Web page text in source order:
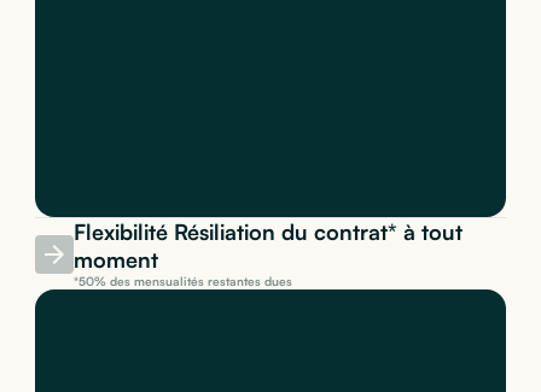
Flexibilité Résiliation du contrat* à tout
moment
*50% des mensualités restantes dues